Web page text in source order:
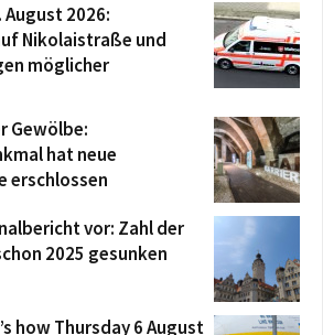
2026:
Nikolaistraße und
möglicher
Gewölbe:
hat neue
erschlossen
vor: Zahl der
2025 gesunken
how Thursday 6 August